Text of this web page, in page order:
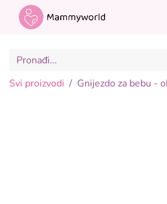
Svi proizvodi Gnijezdo za bebu -